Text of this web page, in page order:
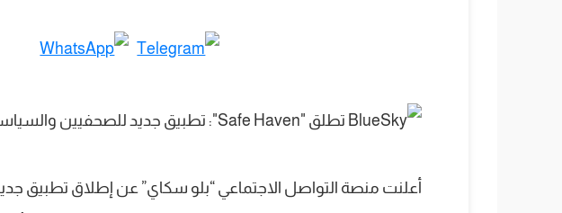
أعلنت منصة التواصل الاجتماعي “بلو سكاي” عن إطلاق تطبيق